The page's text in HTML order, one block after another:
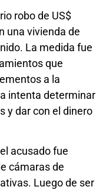
robo de US$
una vivienda de
La medida fue
que
a la
intenta determinar
y dar con el dinero
acusado fue
cámaras de
Luego de ser